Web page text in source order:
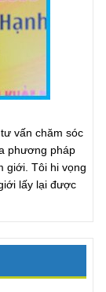
vấn chăm sóc
phương pháp
giới. Tôi hi vọng
lấy lại được